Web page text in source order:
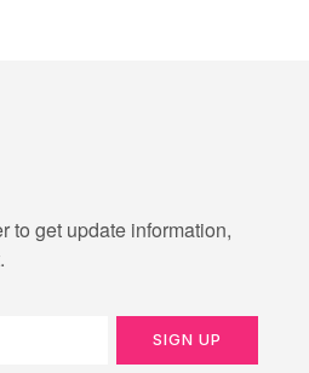
to get update information,
SIGN UP